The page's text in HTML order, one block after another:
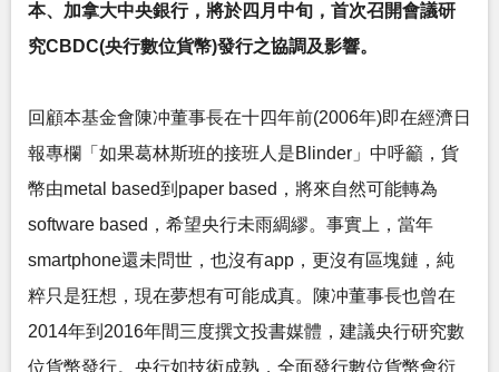
本、加拿大中央銀行，將於四月中旬，首次召開會議研
究CBDC(央行數位貨幣)發行之協調及影響。
回顧本基金會陳冲董事長在十四年前(2006年)即在經濟日
報專欄「如果葛林斯班的接班人是Blinder」中呼籲，貨
幣由metal based到paper based，將來自然可能轉為
software based，希望央行未雨綢繆。事實上，當年
smartphone還未問世，也沒有app，更沒有區塊鏈，純
粹只是狂想，現在夢想有可能成真。陳冲董事長也曾在
2014年到2016年間三度撰文投書媒體，建議央行研究數
位貨幣發行。央行如技術成熟，全面發行數位貨幣會衍